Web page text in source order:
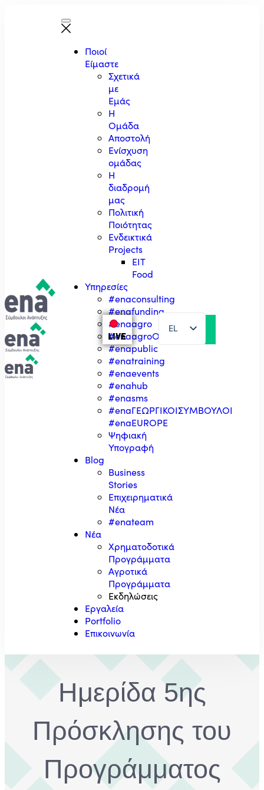
Ποιοί
Είμαστε
Σχετικά
με
Εμάς
Η
Ομάδα
Αποστολή
Ενίσχυση
ομάδας
Η
διαδρομή
μας
Πολιτική
Ποιότητας
Ενδεικτικά
Projects
EIT
Food
Υπηρεσίες
#enaconsulting
#enafunding
#enaagro
#enaagroΟΣΔΕ
#enapublic
#enatraining
#enaevents
#enahub
#enasms
#enaΓΕΩΡΓΙΚΟΙΣΥΜΒΟΥΛΟΙ
#enaEUROPE
Ψηφιακή
Υπογραφή
Blog
Business
Stories
Επιχειρηματικά
Νέα
#enateam
Νέα
Χρηματοδοτικά
Προγράμματα
Αγροτικά
Προγράμματα
Εκδηλώσεις
Εργαλεία
Portfolio
Επικοινωνία
LIVE
EL
EN
Ημερίδα 5ης
Πρόσκλησης του
Προγράμματος